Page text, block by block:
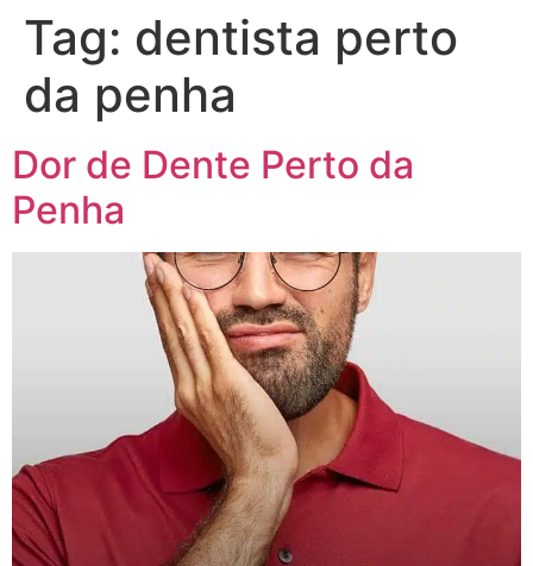
Tag: dentista perto
da penha
Dor de Dente Perto da
Penha